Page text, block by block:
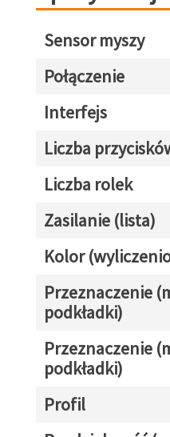
Sensor myszy
Połączenie
Interfejs
Liczba
Liczba rolek
Zasilanie (lista)
Kolor
Przeznaczenie
podkładki)
Przeznaczenie
podkładki)
Profil